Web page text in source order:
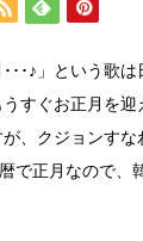
･･♪」という歌
すぐお正月を迎
、クジョンす
で正月なので、